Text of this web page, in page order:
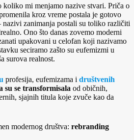
koliko mi menjamo nazive stvari. Priča o
kroz vreme postala je gotovo
zanimanja postali su toliko različiti
Ono što danas zovemo moderni
upakovani u celofan koji nazivamo
seciramo zašto su eufemizmi u
surova realnost.
profesija, eufemizama i društvenih
su se transformisala od običnih,
sjajnih titula koje zvuče kao da
modernog društva: rebranding